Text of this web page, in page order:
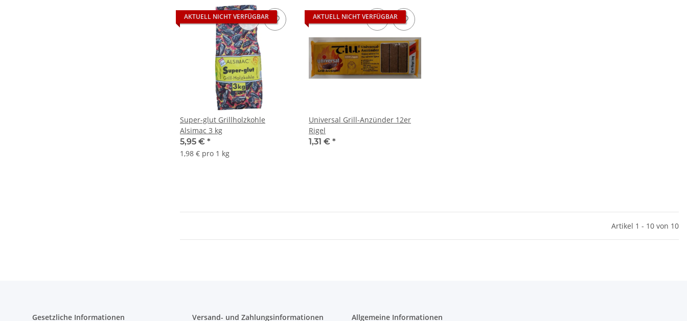
AKTUELL NICHT VERFÜGBAR
Super-glut Grillholzkohle
Alsimac 3 kg
5,95 € *
1,98 € pro 1 kg
AKTUELL NICHT VERFÜGBAR
Universal Grill-Anzünder 12er
Rigel
1,31 € *
Artikel 1 - 10 von 10
Gesetzliche Informationen Versand- und Zahlungsinformationen Allgemeine Informationen